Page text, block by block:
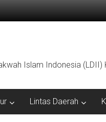
Islam Indonesia (LDII)
Lintas Daerah